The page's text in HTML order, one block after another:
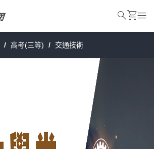
/ 高考(三等) / 交通技術
searchshopping_cartmenu